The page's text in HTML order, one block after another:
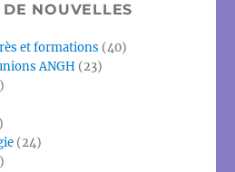
DE NOUVELLES
et formations (40)
ANGH (23)
(24)